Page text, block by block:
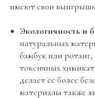
имеют свои
Экологичность и
натуральных
бамбук или
токсичных
делает ее более
материалы также